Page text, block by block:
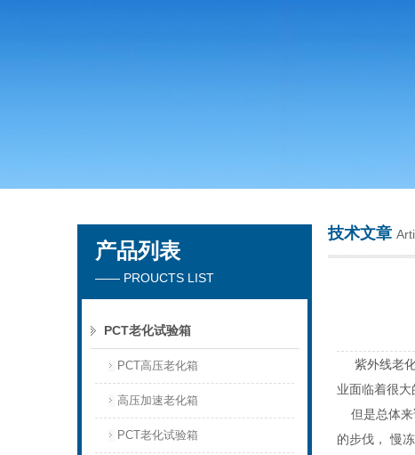
东莞市正台测试仪器有限公司
产品列表
—— PROUCTS LIST
PCT老化试验箱
PCT高压老化箱
高压加速老化箱
PCT老化试验箱
技术文章
紫外线老
业面临着很大
但是总体来
的步伐， 慢